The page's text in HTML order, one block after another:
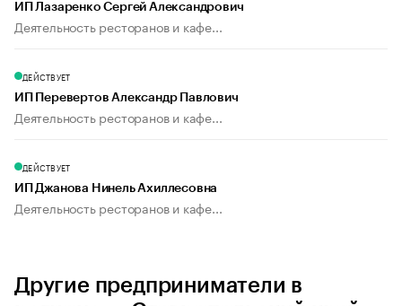
ИП Лазаренко Сергей Александрович
Деятельность ресторанов и кафе...
ДЕЙСТВУЕТ
ИП Перевертов Александр Павлович
Деятельность ресторанов и кафе...
ДЕЙСТВУЕТ
ИП Джанова Нинель Ахиллесовна
Деятельность ресторанов и кафе...
Другие предприниматели в